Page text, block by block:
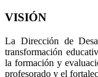
VISIÓN
La Dirección de
transformación
la formación y
profesorado y el